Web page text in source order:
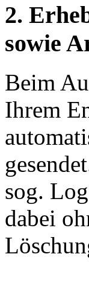
2.
sowie
Beim
Ihrem
sog.
dabei